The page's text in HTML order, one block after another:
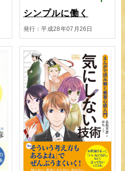
シンプルに働く
発行：平成28年07月26日